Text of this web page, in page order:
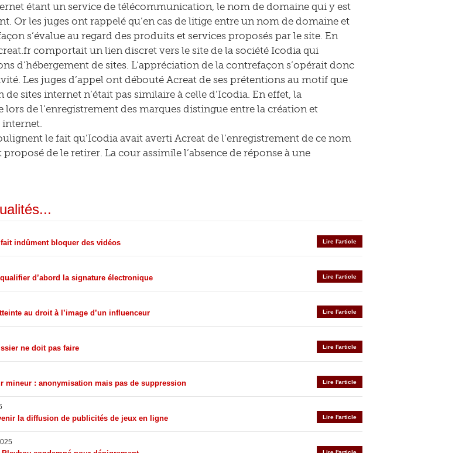
étant un service de télécommunication, le nom de domaine qui y est
Or les juges ont rappelé qu’en cas de litige entre un nom de domaine et
s’évalue au regard des produits et services proposés par le site. En
comportait un lien discret vers le site de la société Icodia qui
d’hébergement de sites. L’appréciation de la contrefaçon s’opérait donc
Les juges d’appel ont débouté Acreat de ses prétentions au motif que
sites internet n’était pas similaire à celle d’Icodia. En effet, la
de l’enregistrement des marques distingue entre la création et
internet.
le fait qu’Icodia avait averti Acreat de l’enregistrement de ce nom
de le retirer. La cour assimile l’absence de réponse à une
Lire l'article
indûment bloquer des vidéos
Lire l'article
d’abord la signature électronique
Lire l'article
au droit à l’image d’un influenceur
Lire l'article
ne doit pas faire
Lire l'article
mineur : anonymisation mais pas de suppression
Lire l'article
la diffusion de publicités de jeux en ligne